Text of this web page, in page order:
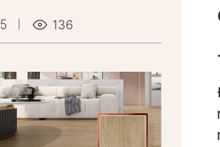
136